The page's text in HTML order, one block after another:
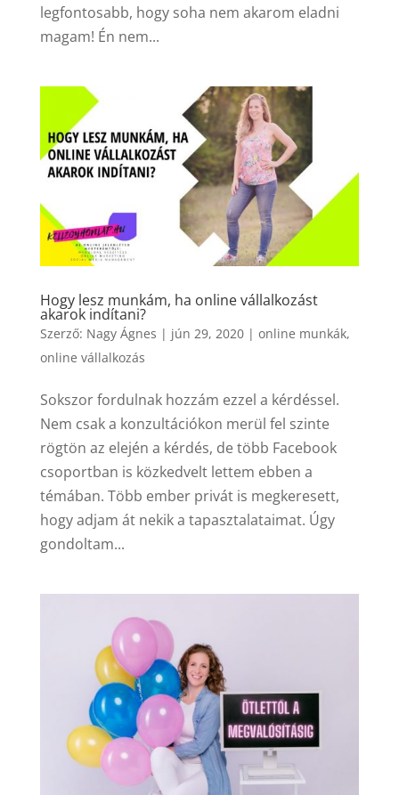
legfontosabb, hogy soha nem akarom eladni
magam! Én nem...
Hogy lesz munkám, ha online vállalkozást
akarok indítani?
Szerző: Nagy Ágnes | jún 29, 2020| online munkák,
online vállalkozás
Sokszor fordulnak hozzám ezzel a kérdéssel.
Nem csak a konzultációkon merül fel szinte
rögtön az elején a kérdés, de több Facebook
csoportban is közkedvelt lettem ebben a
témában. Több ember privát is megkeresett,
hogy adjam át nekik a tapasztalataimat. Úgy
gondoltam...